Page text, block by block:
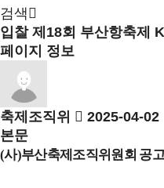
검색
입찰 제18회 부산항축제
페이지 정보
축제조직위
2025-04-02
본문
(사)부산축제조직위원회 공고